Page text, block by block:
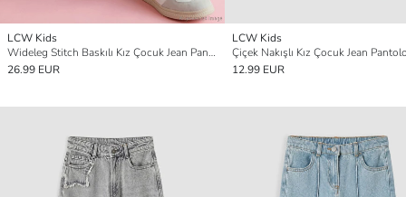
LCW Kids
Wideleg Stitch Baskılı Kız Çocuk Jean Pantolon
26.99 EUR
LCW Kids
Çiçek Nakışlı Kız Çocuk Jean
12.99 EUR